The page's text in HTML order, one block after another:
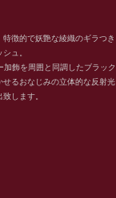
徴的で妖艶な綾織のギラつき
ュ。
飾を周囲と同調したブラック
るおなじみの立体的な反射光
します。